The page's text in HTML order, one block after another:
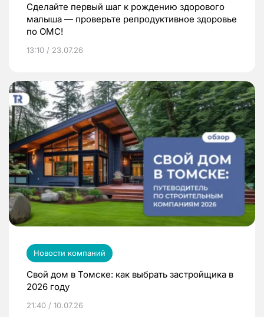
Сделайте первый шаг к рождению здорового
малыша — проверьте репродуктивное здоровье
по ОМС!
13:10 / 23.07.26
Новости компаний
Свой дом в Томске: как выбрать застройщика в
2026 году
21:40 / 10.07.26